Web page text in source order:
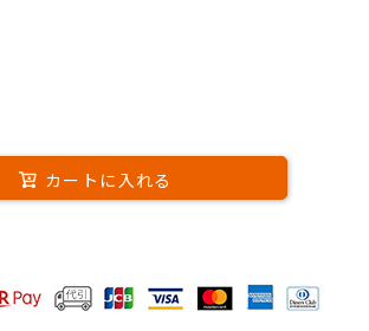
カートに入れる